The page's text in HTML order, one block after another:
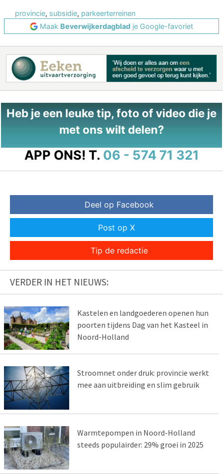
provincie, subsidie, parkeerterreinen
Maak Beverwijkerdagblad je Google-favoriet
Heb je een leuke tip, foto of video die je
met ons wilt delen?
APP ONS! T. 06 - 574 71 321
Deel op Facebook
Post op X
Tip de redactie
VERDER IN HET NIEUWS:
Kastelen en landgoederen openen hun
poorten tijdens Dag van het Kasteel in
Noord-Holland
Stroomnet onder druk: provincie werkt
mee aan uitbreiding en slim gebruik
Warmtepompen in Noord-Holland
steeds populairder: 29% groei in 2025